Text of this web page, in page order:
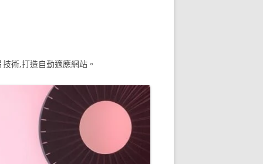
術,打造自動適應網站。